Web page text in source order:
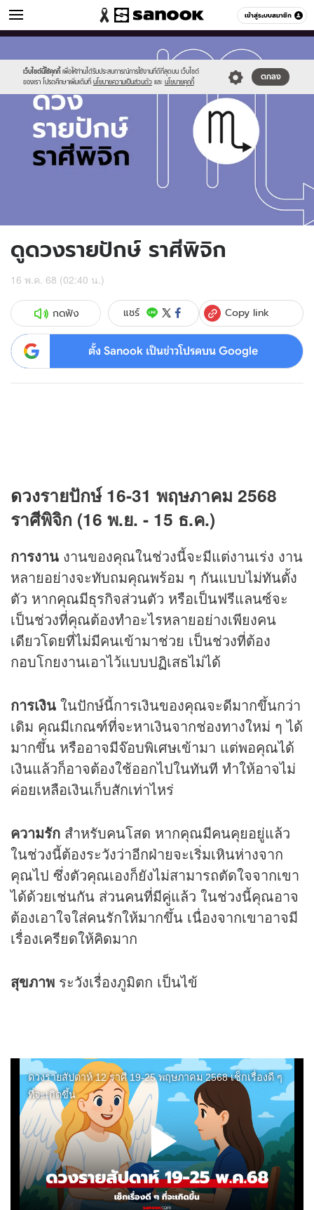
เข้าสู่ระบบสมาชิก
ดูดวง หมวดอื่นๆ
เว็บไซต์นี้ใช้คุกกี้ เพื่อให้ท่านได้รับประสบการณ์การใช้งานที่ดีที่สุดบน เว็บไซต์
ของเรา โปรดศึกษาเพิ่มเติมที่ นโยบายความเป็นส่วนตัว และ นโยบายคุกกี้
ตกลง
new-
sanook.png
scorpio.jpg
ดูดวงรายปักษ์ ราศีพิจิก
16 พ.ค. 68 (02:40 น.)
กดฟัง แชร์ Copy link
ตั้ง Sanook เป็นข่าวโปรดบน Google
ดวงรายปักษ์ 16-31 พฤษภาคม 2568
ราศีพิจิก (16 พ.ย. - 15 ธ.ค.)
การงาน งานของคุณในช่วงนี้จะมีแต่งานเร่ง งาน
หลายอย่างจะทับถมคุณพร้อม ๆ กันแบบไม่ทันตั้ง
ตัว หากคุณมีธุรกิจส่วนตัว หรือเป็นฟรีแลนซ์จะ
เป็นช่วงที่คุณต้องทำอะไรหลายอย่างเพียงคน
เดียวโดยที่ไม่มีคนเข้ามาช่วย เป็นช่วงที่ต้อง
กอบโกยงานเอาไว้แบบปฏิเสธไม่ได้
การเงิน ในปักษ์นี้การเงินของคุณจะดีมากขึ้นกว่า
เดิม คุณมีเกณฑ์ที่จะหาเงินจากช่องทางใหม่ ๆ ได้
มากขึ้น หรืออาจมีจ๊อบพิเศษเข้ามา แต่พอคุณได้
เงินแล้วก็อาจต้องใช้ออกไปในทันที ทำให้อาจไม่
ค่อยเหลือเงินเก็บสักเท่าไหร่
ความรัก สำหรับคนโสด หากคุณมีคนคุยอยู่แล้ว
ในช่วงนี้ต้องระวังว่าอีกฝ่ายจะเริ่มเหินห่างจาก
คุณไป ซึ่งตัวคุณเองก็ยังไม่สามารถตัดใจจากเขา
ได้ด้วยเช่นกัน ส่วนคนที่มีคู่แล้ว ในช่วงนี้คุณอาจ
ต้องเอาใจใส่คนรักให้มากขึ้น เนื่องจากเขาอาจมี
เรื่องเครียดให้คิดมาก
สุขภาพ ระวังเรื่องภูมิตก เป็นไข้